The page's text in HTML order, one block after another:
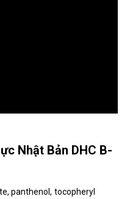
Nhật Bản DHC B-
panthenol, tocopheryl